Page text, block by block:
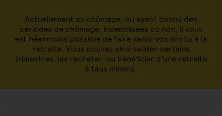
Actuellement au chômage, ou ayant connu des
périodes de chômage, indemnisées ou non, il vous
est néanmoins possible de faire valoir vos droits à la
retraite. Vous pouvez ainsi valider certains
trimestres, les racheter, ou bénéficier d’une retraite
à taux minoré.